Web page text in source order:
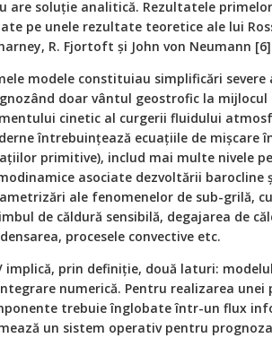
are soluţie analitică. Rezultatele
pe unele rezultate teoretice ale lui
R. Fjortoft şi John von Neumann
modele constituiau simplificări
doar vântul geostrofic la
cinetic al curgerii fluidului
întrebuinţează ecuaţiile de mişcare
primitive), includ mai multe nivele
asociate dezvoltării barocline
ale fenomenelor de sub-grilă,
de căldură sensibilă, degajarea de
procesele convective etc.
implică, prin definiţie, două laturi:
numerică. Pentru realizarea unei
trebuie înglobate într-un flux
un sistem operativ pentru